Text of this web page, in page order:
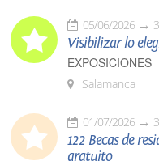
05/06/2026
Visibilizar lo
EXPOSICIONES
Salamanca
01/07/2026
122 Becas de
gratuito